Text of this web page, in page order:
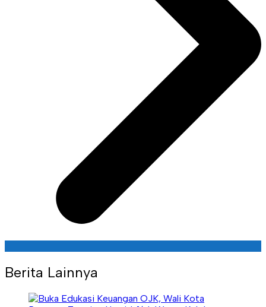
Berita Lainnya